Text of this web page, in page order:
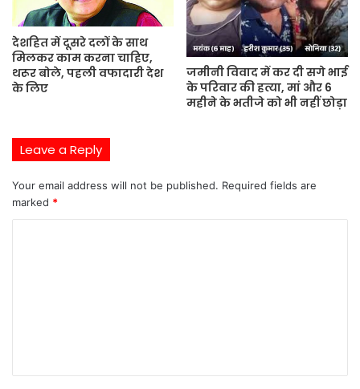
देशहित में दूसरे दलों के साथ
मिलकर काम करना चाहिए,
थरूर बोले, पहली वफादारी देश
के लिए
जमीनी विवाद में कर दी सगे भाई
के परिवार की हत्या, मां और 6
महीने के भतीजे को भी नहीं छोड़ा
Leave a Reply
Your email address will not be published. Required fields are
marked *
t